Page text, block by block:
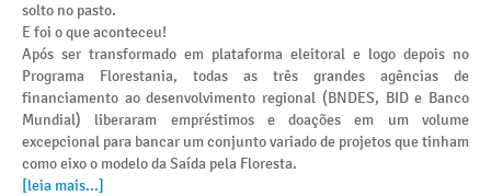
solto no pasto.
E foi o que aconteceu!
Após ser transformado em plataforma eleitoral e logo depois no
Programa Florestania, todas as três grandes agências de
financiamento ao desenvolvimento regional (BNDES, BID e Banco
Mundial) liberaram empréstimos e doações em um volume
excepcional para bancar um conjunto variado de projetos que tinham
como eixo o modelo da Saída pela Floresta.
[leia mais...]